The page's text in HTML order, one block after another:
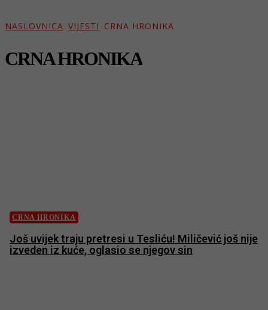
NASLOVNICA VIJESTI CRNA HRONIKA
CRNA HRONIKA
CRNA HRONIKA
Još uvijek traju pretresi u Tesliću! Miličević još nije
izveden iz kuće, oglasio se njegov sin